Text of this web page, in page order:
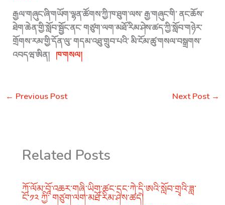
རྒྱལ་གཞུང་ཞི་གཡོག་ལྷན་ཚོགས་ཀྱི་ཁ་ཐུག་ལས་ རྒྱ་གཞུང་གི་ ནང་ཆོས་
ཐེག་ཆེན་གྱི་སློབ་སྦྱོང་ནང་ གཙུག་ལག་མཐོ་རིམ་ཤེས་ཚད་ཀྱི་སློབ་གཉེར་
གྲོགས་རམ་གྱི་དོན་ལུ་ གདམ་འཐུ་གྲུབ་པའི་ མི་ངོམ་ཚུ་གསལ་བསྒྲགས་
འབདཝ་ཨིན། ཁ་གསལ།
← Previous Post Next Post →
Related Posts
ཀོ་ལོམ་བཱོ་འཆར་གཞི་ཡིག་ཚང་དང་ཀེ་དྲི་ཨའི་སློབ་གྲྭའི་ཟླ་
ངོ་༡༢ ཀྱི་ གཙུག་ལག་མཐོ་རིམ་ཤེས་ཚད།